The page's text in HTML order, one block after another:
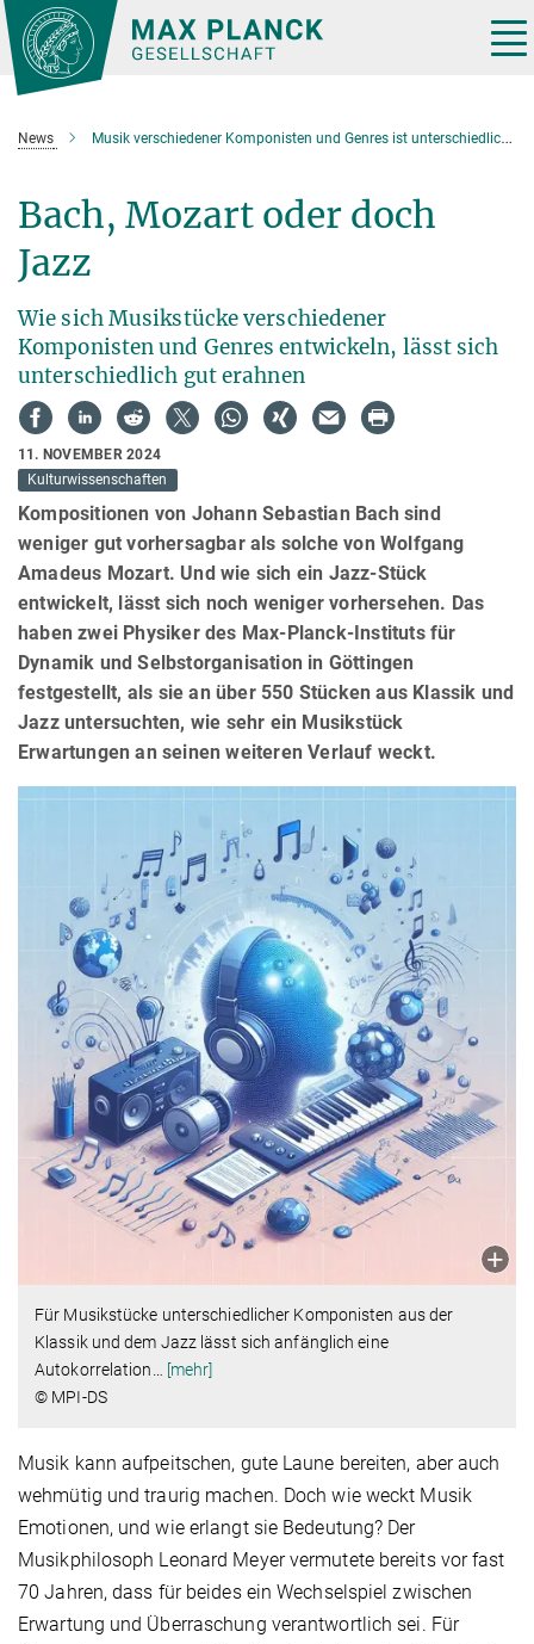
Hauptinhalt
News Musik verschiedener Komponisten und Genres ist unterschiedlich gut vorhersagbar
Bach, Mozart oder doch
Jazz
Wie sich Musikstücke verschiedener
Komponisten und Genres entwickeln, lässt sich
unterschiedlich gut erahnen
11. NOVEMBER 2024
Kulturwissenschaften
Kompositionen von Johann Sebastian Bach sind
weniger gut vorhersagbar als solche von Wolfgang
Amadeus Mozart. Und wie sich ein Jazz-Stück
entwickelt, lässt sich noch weniger vorhersehen. Das
haben zwei Physiker des Max-Planck-Instituts für
Dynamik und Selbstorganisation in Göttingen
festgestellt, als sie an über 550 Stücken aus Klassik und
Jazz untersuchten, wie sehr ein Musikstück
Erwartungen an seinen weiteren Verlauf weckt.
Für Musikstücke unterschiedlicher Komponisten aus der
Klassik und dem Jazz lässt sich anfänglich eine
Autokorrelation… [mehr]
© MPI-DS
Musik kann aufpeitschen, gute Laune bereiten, aber auch
wehmütig und traurig machen. Doch wie weckt Musik
Emotionen, und wie erlangt sie Bedeutung? Der
Musikphilosoph Leonard Meyer vermutete bereits vor fast
70 Jahren, dass für beides ein Wechselspiel zwischen
Erwartung und Überraschung verantwortlich sei. Für